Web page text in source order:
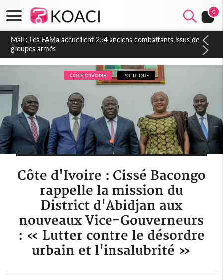
0
Côte d'Ivoire : Election FIF, le frère de feu Sidy Diallo se lance
dans la course
CÔTE D'IVOIRE POLITIQUE
Côte d'Ivoire : Cissé Bacongo
rappelle la mission du
District d'Abidjan aux
nouveaux Vice-Gouverneurs
: « Lutter contre le désordre
urbain et l'insalubrité »